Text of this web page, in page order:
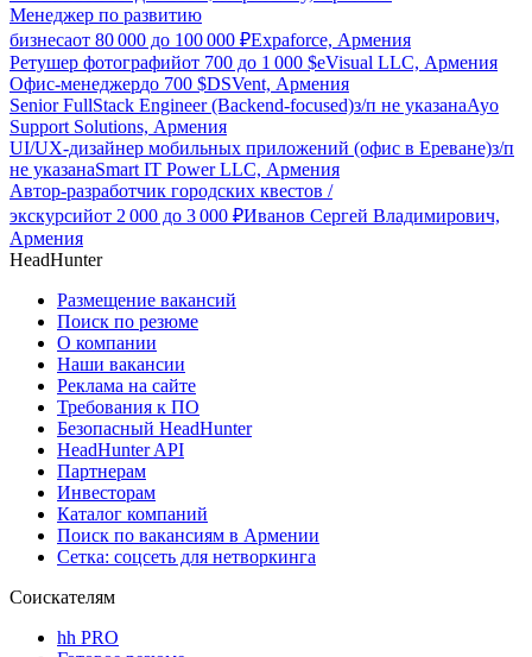
Менеджер по развитию
бизнесаот 80 000 до 100 000 ₽Expaforce, Армения
Ретушер фотографийот 700 до 1 000 $eVisual LLC, Армения
Офис-менеджердо 700 $DSVent, Армения
Senior FullStack Engineer (Backend-focused)з/п не указанаAyo
Support Solutions, Армения
UI/UX-дизайнер мобильных приложений (офис в Ереване)з/п
не указанаSmart IT Power LLC, Армения
Автор-разработчик городских квестов /
экскурсийот 2 000 до 3 000 ₽Иванов Сергей Владимирович,
Армения
HeadHunter
Размещение вакансий
Поиск по резюме
О компании
Наши вакансии
Реклама на сайте
Требования к ПО
Безопасный HeadHunter
HeadHunter API
Партнерам
Инвесторам
Каталог компаний
Поиск по вакансиям в Армении
Сетка: соцсеть для нетворкинга
Соискателям
hh PRO